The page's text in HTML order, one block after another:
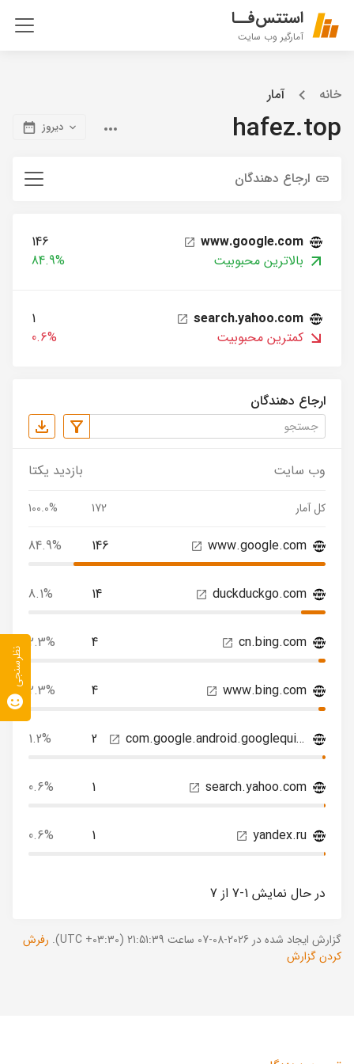
استتس‌فــا
آمارگیر وب سایت
خانه آمار
hafez.top دیروز
ارجاع دهندگان
www.google.com
146
بالاترین محبوبیت
84.9%
search.yahoo.com
1
کمترین محبوبیت
0.6%
ارجاع دهندگان
وب سایت بازدید یکتا
کل آمار 172
100.0%
www.google.com
146
84.9%
duckduckgo.com
14
8.1%
cn.bing.com
4
2.3%
www.bing.com
4
2.3%
com.google.android.googlequicksearchbox
2
1.2%
search.yahoo.com
1
0.6%
yandex.ru
1
0.6%
در حال نمایش 1-7 از 7
گزارش ایجاد شده در 2026-08-07 ساعت 21:51:39 (UTC +03:30).
رفرش
کردن گزارش
نظرسنجی